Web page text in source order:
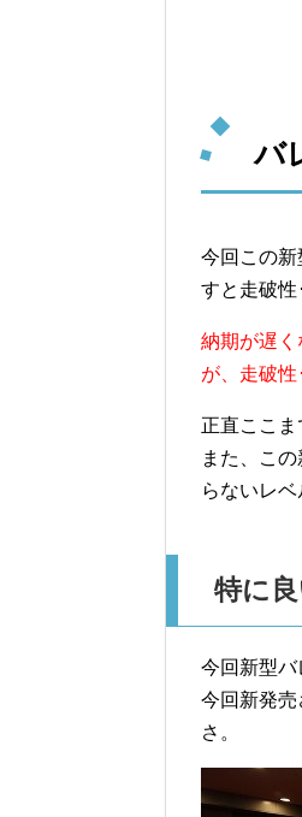
バ
今回この新
すと走破性
納期が遅
が、走破性
正直ここま
また、こ
らないレベ
特に
今回新型バ
今回新発
さ。